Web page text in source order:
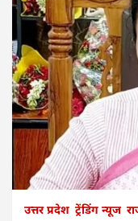
उत्तर प्रदेश ट्रेंडिंग न्यूज